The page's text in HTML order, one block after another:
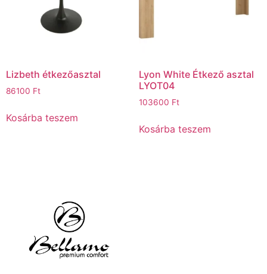
Lizbeth étkezőasztal
86100 Ft
Kosárba teszem
Lyon White Étkező asztal
LYOT04
103600 Ft
Kosárba teszem